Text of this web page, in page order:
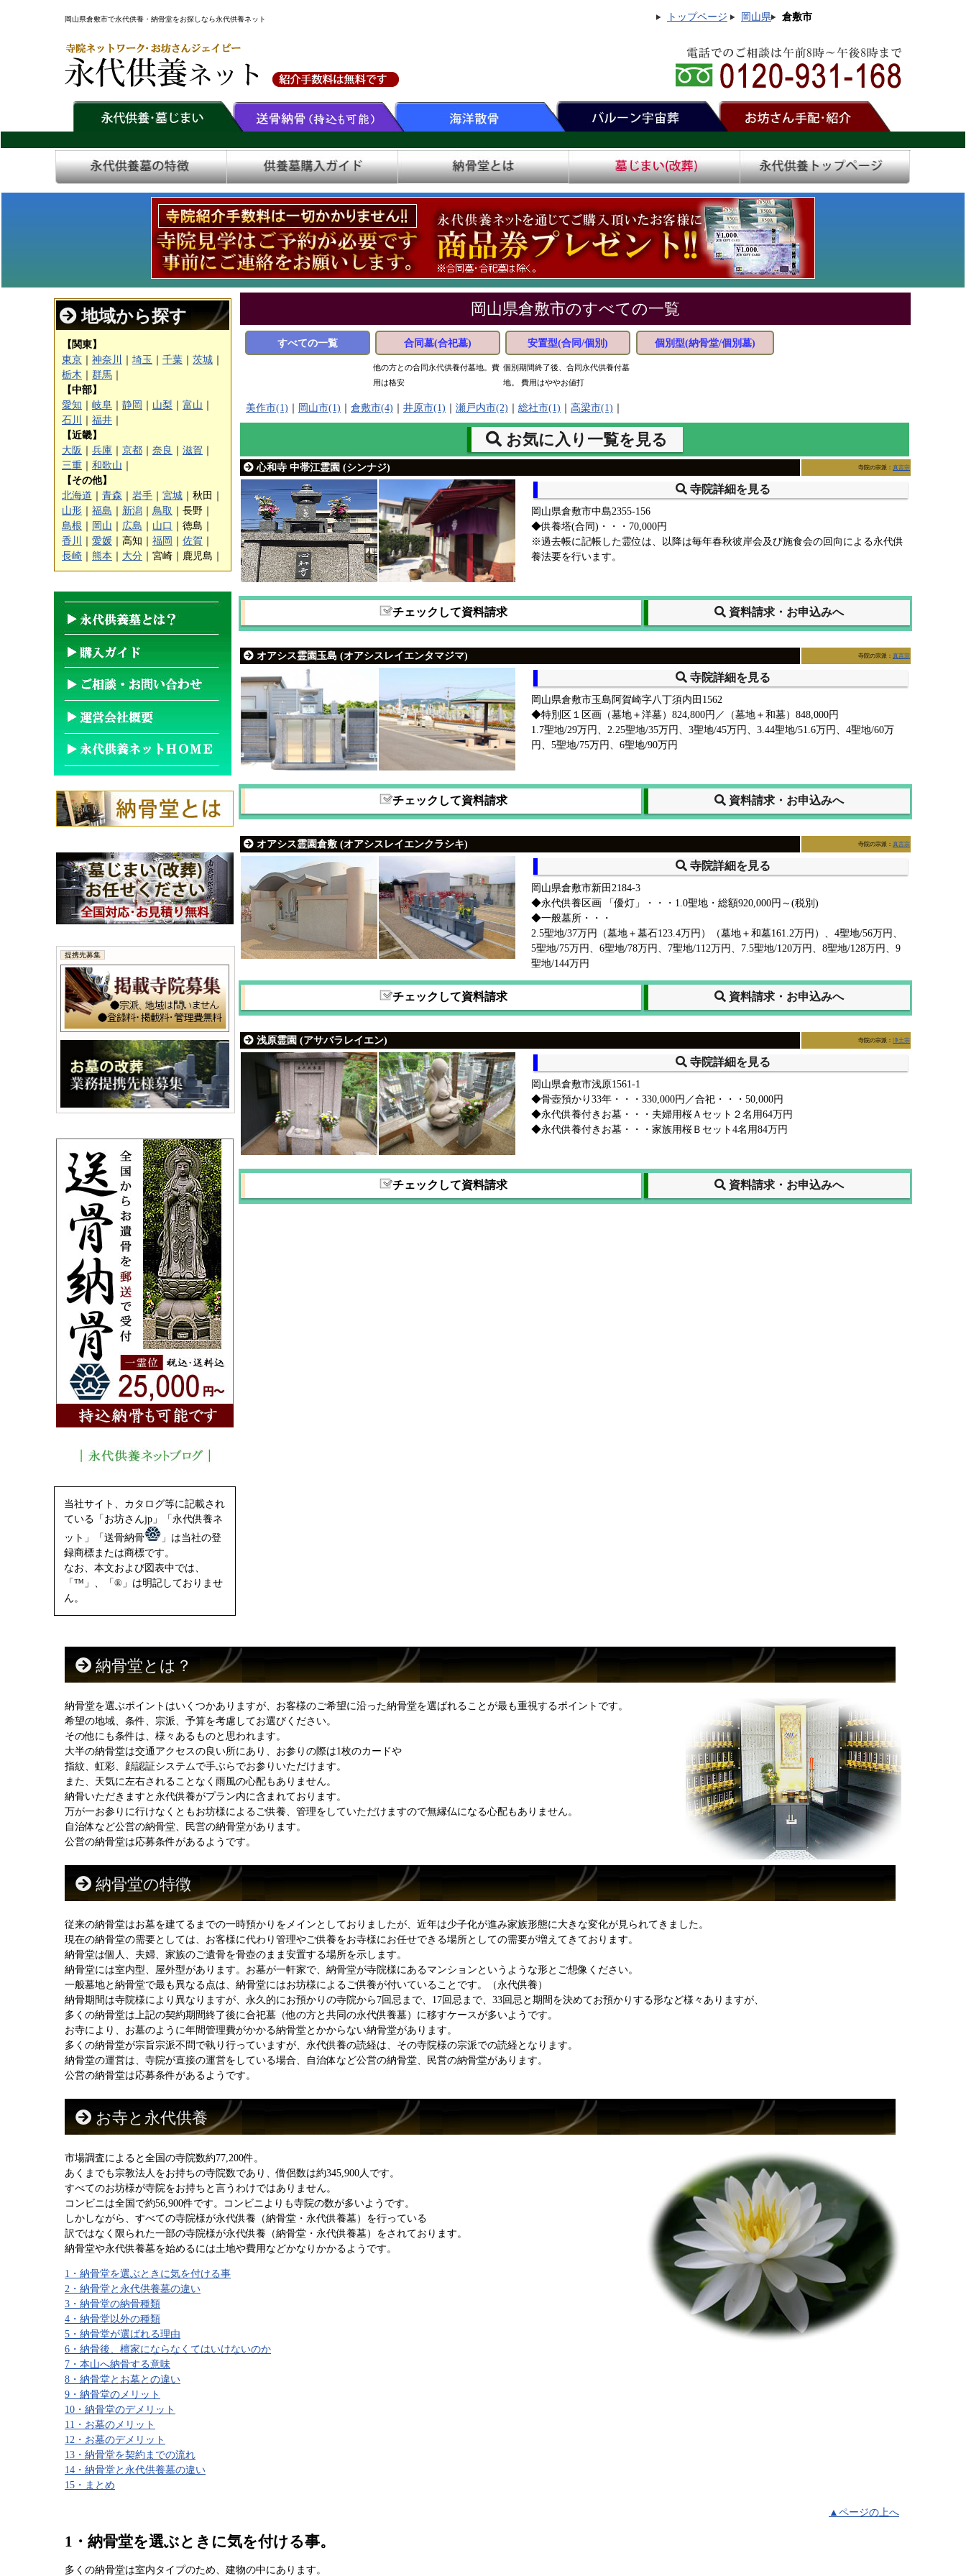
岡山県倉敷市で永代供養・納骨堂をお探しなら永代供養ネット トップページ 岡山県 倉敷市
地域から探す
【関東】
東京
神奈川 埼玉 千葉 茨城
栃木
群馬
【中部】
愛知
岐阜 静岡 山梨 富山
石川
福井
【近畿】
大阪
兵庫 京都 奈良 滋賀
三重
和歌山
【その他】
北海道
青森 岩手 宮城
秋田｜
山形
福島 新潟 鳥取
長野｜
島根
岡山 広島 山口
徳島｜
香川
愛媛 高知｜ 福岡 佐賀
長崎
熊本 大分 宮崎｜ 鹿児島｜
提携先募集
当社サイト、カタログ等に記載され
ている「お坊さんjp」「永代供養ネ
ット」「送骨納骨
」は当社の登
録商標または商標です。
なお、本文および図表中では、
「™」、「®」は明記しておりませ
ん。
岡山県倉敷市のすべての一覧
すべての一覧 合同墓(合祀墓) 安置型(合同/個別) 個別型(納骨堂/個別墓)
他の方との合同永代供養付墓地。費
用は格安
個別期間終了後、合同永代供養付墓
地。 費用はややお値打
美作市(1) 岡山市(1) 倉敷市(4) 井原市(1) 瀬戸内市(2) 総社市(1) 高梁市(1)
お気に入り一覧を見る
心和寺 中帯江霊園 (シンナジ) 寺院の宗派： 真言宗
寺院詳細を見る
岡山県倉敷市中島2355-156
◆供養塔(合同)・・・70,000円
※過去帳に記帳した霊位は、以降は毎年春秋彼岸会及び施食会の回向による永代供
養法要を行います。
チェックして資料請求 資料請求・お申込みへ
オアシス霊園玉島 (オアシスレイエンタマジマ) 寺院の宗派： 真言宗
寺院詳細を見る
岡山県倉敷市玉島阿賀崎字八丁須内田1562
◆特別区１区画（墓地＋洋墓）824,800円／（墓地＋和墓）848,000円
1.7聖地/29万円、2.25聖地/35万円、3聖地/45万円、3.44聖地/51.6万円、4聖地/60万
円、5聖地/75万円、6聖地/90万円
チェックして資料請求 資料請求・お申込みへ
オアシス霊園倉敷 (オアシスレイエンクラシキ) 寺院の宗派： 真言宗
寺院詳細を見る
岡山県倉敷市新田2184-3
◆永代供養区画 「優灯」・・・1.0聖地・総額920,000円～(税別)
◆一般墓所・・・
2.5聖地/37万円（墓地＋墓石123.4万円）（墓地＋和墓161.2万円）、4聖地/56万円、
5聖地/75万円、6聖地/78万円、7聖地/112万円、7.5聖地/120万円、8聖地/128万円、9
聖地/144万円
チェックして資料請求 資料請求・お申込みへ
浅原霊園 (アサバラレイエン) 寺院の宗派： 浄土宗
寺院詳細を見る
岡山県倉敷市浅原1561-1
◆骨壺預かり33年・・・330,000円／合祀・・・50,000円
◆永代供養付きお墓・・・夫婦用桜Ａセット２名用64万円
◆永代供養付きお墓・・・家族用桜Ｂセット4名用84万円
チェックして資料請求 資料請求・お申込みへ
納骨堂とは？
納骨堂を選ぶポイントはいくつかありますが、お客様のご希望に沿った納骨堂を選ばれることが最も重視するポイントです。
希望の地域、条件、宗派、予算を考慮してお選びください。
その他にも条件は、様々あるものと思われます。
大半の納骨堂は交通アクセスの良い所にあり、お参りの際は1枚のカードや
指紋、虹彩、顔認証システムで手ぶらでお参りいただけます。
また、天気に左右されることなく雨風の心配もありません。
納骨いただきますと永代供養がプラン内に含まれております。
万が一お参りに行けなくともお坊様によるご供養、管理をしていただけますので無縁仏になる心配もありません。
自治体など公営の納骨堂、民営の納骨堂があります。
公営の納骨堂は応募条件があるようです。
納骨堂の特徴
従来の納骨堂はお墓を建てるまでの一時預かりをメインとしておりましたが、近年は少子化が進み家族形態に大きな変化が見られてきました。
現在の納骨堂の需要としては、お客様に代わり管理やご供養をお寺様にお任せできる場所としての需要が増えてきております。
納骨堂は個人、夫婦、家族のご遺骨を骨壺のまま安置する場所を示します。
納骨堂には室内型、屋外型があります。お墓が一軒家で、納骨堂が寺院様にあるマンションというような形とご想像ください。
一般墓地と納骨堂で最も異なる点は、納骨堂にはお坊様によるご供養が付いていることです。（永代供養）
納骨期間は寺院様により異なりますが、永久的にお預かりの寺院から7回忌まで、17回忌まで、33回忌と期間を決めてお預かりする形など様々ありますが、
多くの納骨堂は上記の契約期間終了後に合祀墓（他の方と共同の永代供養墓）に移すケースが多いようです。
お寺により、お墓のように年間管理費がかかる納骨堂とかからない納骨堂があります。
多くの納骨堂が宗旨宗派不問で執り行っていますが、永代供養の読経は、その寺院様の宗派での読経となります。
納骨堂の運営は、寺院が直接の運営をしている場合、自治体など公営の納骨堂、民営の納骨堂があります。
公営の納骨堂は応募条件があるようです。
お寺と永代供養
市場調査によると全国の寺院数約77,200件。
あくまでも宗教法人をお持ちの寺院数であり、僧侶数は約345,900人です。
すべてのお坊様が寺院をお持ちと言うわけではありません。
コンビニは全国で約56,900件です。コンビニよりも寺院の数が多いようです。
しかしながら、すべての寺院様が永代供養（納骨堂・永代供養墓）を行っている
訳ではなく限られた一部の寺院様が永代供養（納骨堂・永代供養墓）をされております。
納骨堂や永代供養墓を始めるには土地や費用などかなりかかるようです。
1・納骨堂を選ぶときに気を付ける事
2・納骨堂と永代供養墓の違い
3・納骨堂の納骨種類
4・納骨堂以外の種類
5・納骨堂が選ばれる理由
6・納骨後、檀家にならなくてはいけないのか
7・本山へ納骨する意味
8・納骨堂とお墓との違い
9・納骨堂のメリット
10・納骨堂のデメリット
11・お墓のメリット
12・お墓のデメリット
13・納骨堂を契約までの流れ
14・納骨堂と永代供養墓の違い
15・まとめ
▲ページの上へ
1・納骨堂を選ぶときに気を付ける事。
多くの納骨堂は室内タイプのため、建物の中にあります。